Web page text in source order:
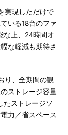
実現しただけで
いる18台のファ
な上、24時間オ
な軽減も期待さ
り、全期間の観
ストレージ容量
たストレージソ
力／省スペース